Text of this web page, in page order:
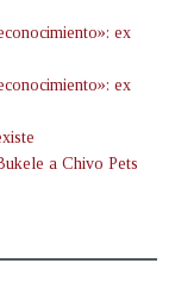
ex
ex
a Chivo Pets